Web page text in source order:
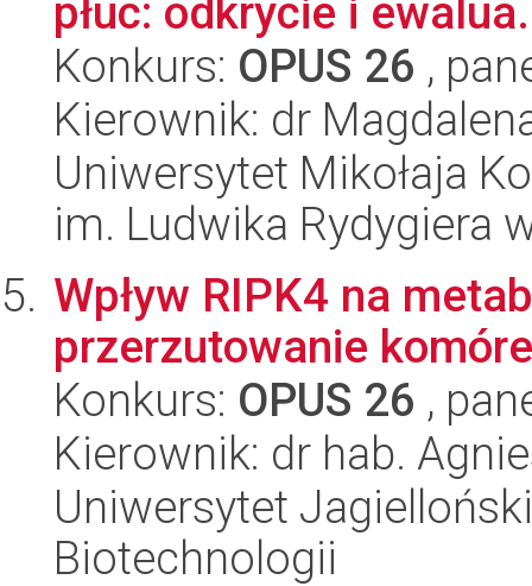
płuc: odkrycie i
Konkurs: OPUS 26 ,
Kierownik: dr
Uniwersytet Mikołaja
im. Ludwika Rydygiera
Wpływ RIPK4 na
przerzutowanie
Konkurs: OPUS 26 ,
Kierownik: dr hab.
Uniwersytet
Biotechnologii